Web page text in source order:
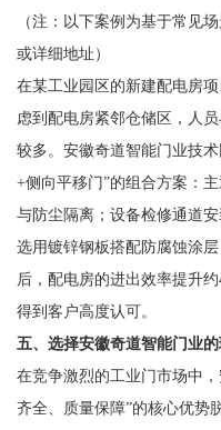
（注：以下案例为基于常见
或详细地址）
在某工业园区的新建配电房
虑到配电房紧邻仓储区，人
较多。安徽奇道智能门业技
+侧向平移门”的组合方案：
与防尘隔离；设备检修通道
选用镀锌钢板搭配防腐蚀涂
后，配电房的进出效率提升
得到客户高度认可。
五、选择安徽奇道智能门业
在竞争激烈的工业门市场中
齐全、质量保障”的核心优势